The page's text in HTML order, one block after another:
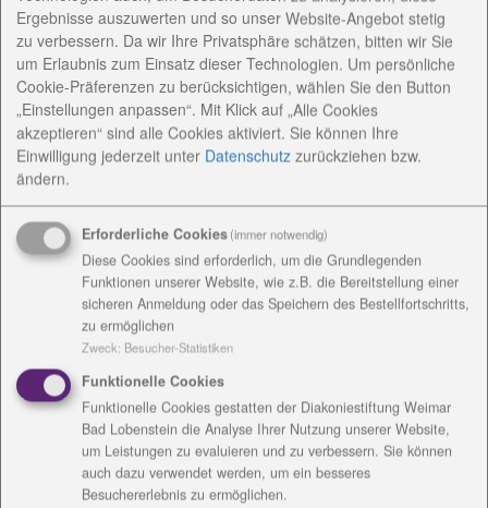
Die Stiftung Senfkorn der Evangelischen Kirche in
Mitteldeutschland (EKM) hat den evangelischen
Waldkindergarten im Landgut Holzdorf mit fast 6000
Euro unterstützt und damit ein verspätetes
Geburtstagsgeschenk gemacht. Der
unter den insgesamt 16 Kindergärten der
Diakoniestiftung etwas besonders. Denn die Kinder
verbringen tatsächlich den gesamten Tag im
Holzdorfer Park und das ohne vorgefertigtem
Spielzeug. Nun ist geplant, einen neuen Platz für die
Früh- und Spätdienste zu schaffen, einen Hafen
einzurichten. Jana Muth, die Leiterin erklärt: „Wir
wollen eine Jurte bauen und diese als Ort zum
Zusammenkommen gestalten, der uns bei Wind und
Wetter trocken hält, von welchem wir am Morgen
losgehen und am Nachmittag zurückkehren können.“
Ergebnisse auszuwerten und so unser Website-Angebot stetig
zu verbessern. Da wir Ihre Privatsphäre schätzen, bitten wir Sie
um Erlaubnis zum Einsatz dieser Technologien. Um persönliche
Cookie-Präferenzen zu berücksichtigen, wählen Sie den Button
„Einstellungen anpassen“. Mit Klick auf „Alle Cookies
akzeptieren“ sind alle Cookies aktiviert. Sie können Ihre
Einwilligung jederzeit unter Datenschutz zurückziehen bzw.
ändern.
Erforderliche Cookies(immer notwendig)
Diese Cookies sind erforderlich, um die Grundlegenden
Funktionen unserer Website, wie z.B. die Bereitstellung einer
sicheren Anmeldung oder das Speichern des Bestellfortschritts,
zu ermöglichen
Zweck: Besucher-Statistiken
Funktionelle Cookies
Funktionelle Cookies gestatten der Diakoniestiftung Weimar
Bad Lobenstein die Analyse Ihrer Nutzung unserer Website,
um Leistungen zu evaluieren und zu verbessern. Sie können
auch dazu verwendet werden, um ein besseres
Besuchererlebnis zu ermöglichen.